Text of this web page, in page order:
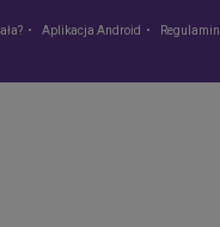
Aplikacja Android Regulamin